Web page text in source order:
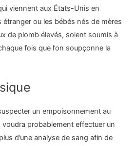
viennent aux États-Unis en
étranger ou les bébés nés de mères
de plomb élevés, soient soumis à
fois que l’on soupçonne la
un empoisonnement au
probablement effectuer un
d’une analyse de sang afin de